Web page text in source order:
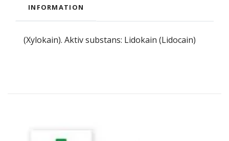
INFORMATION
(Xylokain). Aktiv substans: Lidokain (Lidocain)